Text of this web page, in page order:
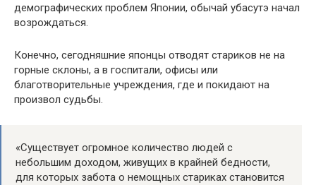
демографических проблем Японии, обычай убасутэ начал
возрождаться.
Конечно, сегодняшние японцы отводят стариков не на
горные склоны, а в госпитали, офисы или
благотворительные учреждения, где и покидают на
произвол судьбы.
«Существует огромное количество людей с
небольшим доходом, живущих в крайней бедности,
для которых забота о немощных стариках становится